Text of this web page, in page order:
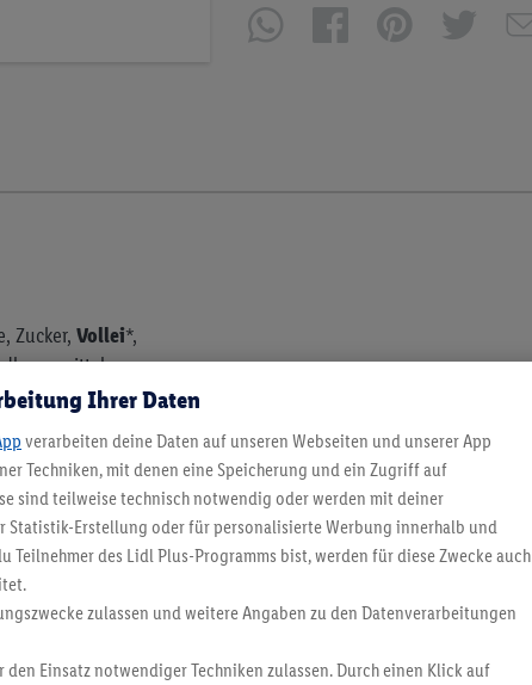
Zucker, Vollei*,
Soja, Schalenfrüchten
Ihrer Daten
verarbeiten deine Daten auf unseren Webseiten und unserer App
Techniken, mit denen eine Speicherung und ein Zugriff auf
sind teilweise technisch notwendig oder werden mit deiner
Erstellung oder für personalisierte Werbung innerhalb und
Teilnehmer des Lidl Plus-Programms bist, werden für diese Zwecke auch
zulassen und weitere Angaben zu den Datenverarbeitungen
Einsatz notwendiger Techniken zulassen. Durch einen Klick auf